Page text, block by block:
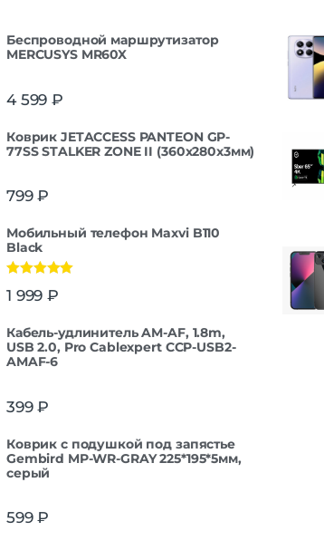
Беспроводной маршрутизатор
MERCUSYS MR60X
4 599 ₽
Коврик JETACCESS PANTEON GP-
77SS STALKER ZONE II (360x280x3мм)
799₽
Мобильный телефон Maxvi B110
Black
из 5
1 999 ₽
Кабель-удлинитель AM-AF, 1.8m,
USB 2.0, Pro Cablexpert CCP-USB2-
AMAF-6
399₽
Коврик с подушкой под запястье
Gembird MP-WR-GRAY 225*195*5мм,
серый
599₽